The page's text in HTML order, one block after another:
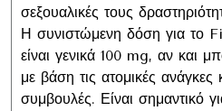
σεξουαλικές τους
Η συνιστώμενη δόση για το
είναι γενικά 100 mg, αν και
με βάση τις ατομικές ανάγκες
συμβουλές. Είναι σημαντικό